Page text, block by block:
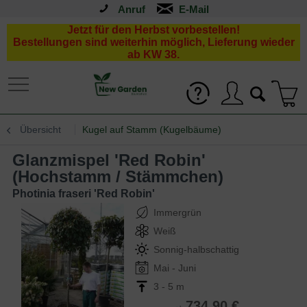
Anruf
Jetzt für den Herbst vorbestellen!
Bestellungen sind weiterhin möglich, Lieferung wieder
ab KW 38.
Übersicht Kugel auf Stamm (Kugelbäume)
Glanzmispel 'Red Robin'
(Hochstamm / Stämmchen)
Photinia fraseri 'Red Robin'
Immergrün
Weiß
Sonnig-halbschattig
Mai - Juni
3 - 5 m